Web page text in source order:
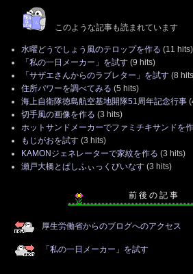
このような記事も読まれています
水曜どうでしょう風のテロップを作る (11 hits)
「私の一日メーカー」を試す (9 hits)
「サザエさんからのラブレター」を試す (8
住所パワーを調べてみる (5 hits)
海上自衛隊徳島航空基地開隊51周年記念行事
切手風の画像を作る (3 hits)
ホットサンドメーカーでファミチキサンドを
もじがおを試す (3 hits)
KAMONジェネレーターで家紋を作る (3 hits)
瀬戸大橋とぱしふぃっくびいなす (3 hits)
前 後 の 記 事
厚生労働省からのブログへのアクセス
「私の一日メーカー」を試す